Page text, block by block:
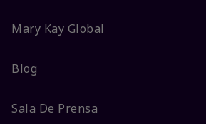
Mary Kay Global
Blog
Sala De Prensa